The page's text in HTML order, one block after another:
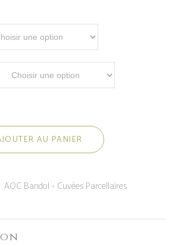
AU PANIER
AOC Bandol - Cuvées Parcellaires